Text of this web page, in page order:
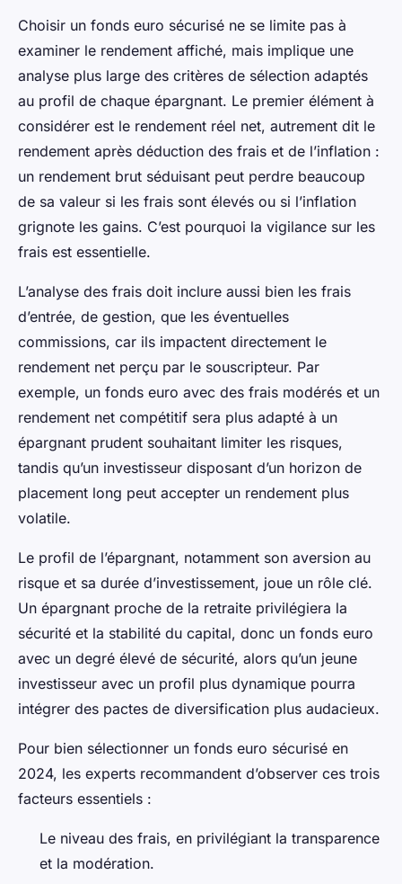
Choisir un fonds euro sécurisé ne se limite pas à
examiner le rendement affiché, mais implique une
analyse plus large des critères de sélection adaptés
au profil de chaque épargnant. Le premier élément à
considérer est le rendement réel net, autrement dit le
rendement après déduction des frais et de l’inflation :
un rendement brut séduisant peut perdre beaucoup
de sa valeur si les frais sont élevés ou si l’inflation
grignote les gains. C’est pourquoi la vigilance sur les
frais est essentielle.
L’analyse des frais doit inclure aussi bien les frais
d’entrée, de gestion, que les éventuelles
commissions, car ils impactent directement le
rendement net perçu par le souscripteur. Par
exemple, un fonds euro avec des frais modérés et un
rendement net compétitif sera plus adapté à un
épargnant prudent souhaitant limiter les risques,
tandis qu’un investisseur disposant d’un horizon de
placement long peut accepter un rendement plus
volatile.
Le profil de l’épargnant, notamment son aversion au
risque et sa durée d’investissement, joue un rôle clé.
Un épargnant proche de la retraite privilégiera la
sécurité et la stabilité du capital, donc un fonds euro
avec un degré élevé de sécurité, alors qu’un jeune
investisseur avec un profil plus dynamique pourra
intégrer des pactes de diversification plus audacieux.
Pour bien sélectionner un fonds euro sécurisé en
2024, les experts recommandent d’observer ces trois
facteurs essentiels :
Le niveau des frais, en privilégiant la transparence
et la modération.